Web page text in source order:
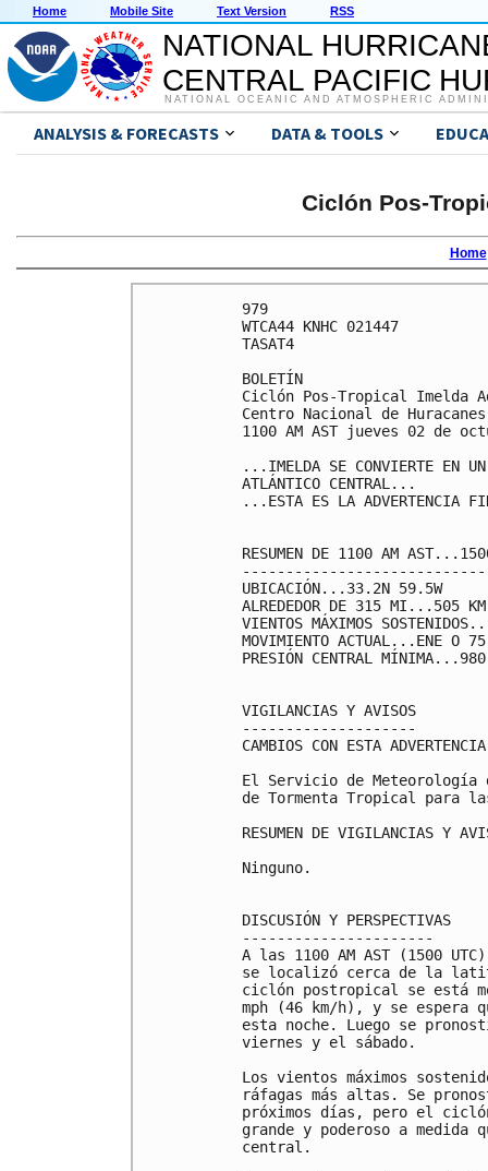
Home Mobile Site Text Version RSS
NATIONAL
CENTRAL PACIFIC
NATIONAL OCEANIC AND ATMOSPHERIC
ANALYSIS & FORECASTS DATA & TOOLS
Ciclón Pos-
Home
979
WTCA44 KNHC 021447
TASAT4
BOLETÍN
Ciclón Pos-Tropical Imelda
Centro Nacional de
1100 AM AST jueves 02 de
...IMELDA SE CONVIERTE EN UN
ATLÁNTICO CENTRAL...
...ESTA ES LA ADVERTENCIA
RESUMEN DE 1100 AM
UBICACIÓN...33.2N 59.5W
ALREDEDOR DE 315 MI...505 KM
VIENTOS MÁXIMOS
MOVIMIENTO ACTUAL...ENE O
PRESIÓN CENTRAL
VIGILANCIAS Y AVISOS
--------------------
CAMBIOS CON ESTA
El Servicio de Meteorología
de Tormenta Tropical para
RESUMEN DE VIGILANCIAS Y
Ninguno.
DISCUSIÓN Y PERSPECTIVAS
----------------------
A las 1100 AM AST (1500
se localizó cerca de la
ciclón postropical se está
mph (46 km/h), y se espera
esta noche. Luego se
viernes y el sábado.
Los vientos máximos
ráfagas más altas. Se
próximos días, pero el
grande y poderoso a
central.